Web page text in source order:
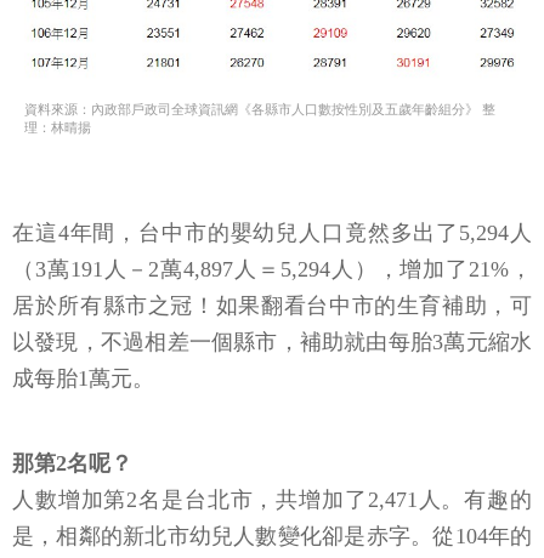
資料來源：內政部戶政司全球資訊網《各縣市人口數按性別及五歲年齡組分》 整
理：林晴揚
在這4年間，台中市的嬰幼兒人口竟然多出了5,294人
（3萬191人－2萬4,897人＝5,294人），增加了21%，
居於所有縣市之冠！如果翻看台中市的生育補助，可
以發現，不過相差一個縣市，補助就由每胎3萬元縮水
成每胎1萬元。
那第2名呢？
人數增加第2名是台北市，共增加了2,471人。有趣的
是，相鄰的新北市幼兒人數變化卻是赤字。從104年的